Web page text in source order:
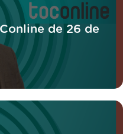
de 26 de